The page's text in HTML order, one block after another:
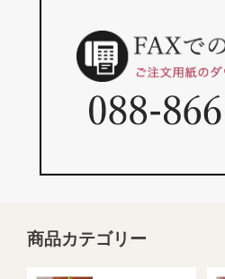
商品カテゴリー